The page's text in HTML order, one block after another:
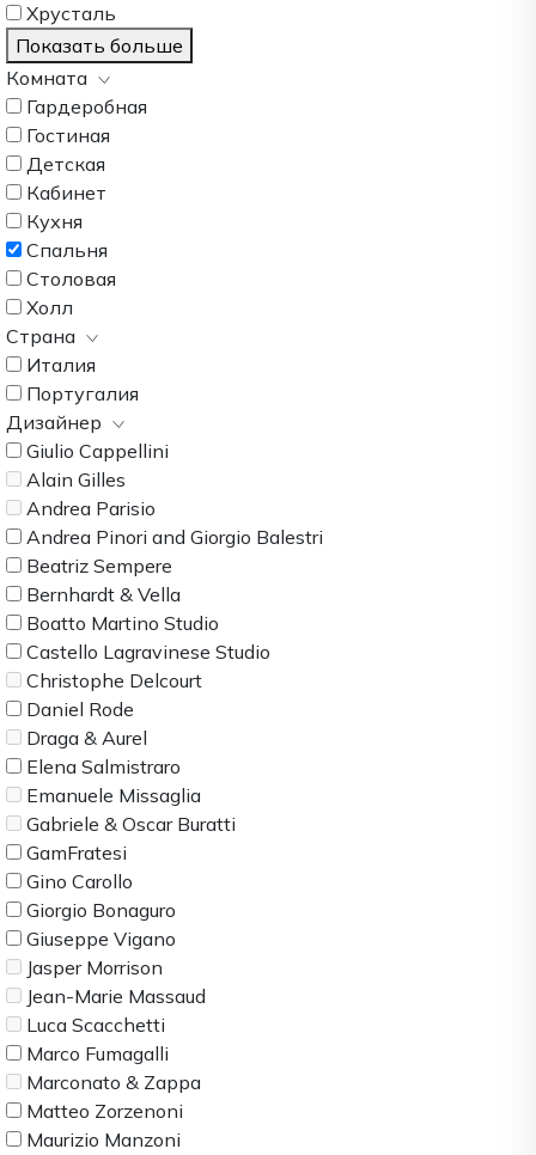
Хрусталь
Показать больше
Комната
Гардеробная
Гостиная
Детская
Кабинет
Кухня
Спальня
Столовая
Холл
Страна
Италия
Португалия
Дизайнер
Giulio Cappellini
Alain Gilles
Andrea Parisio
Andrea Pinori and Giorgio Balestri
Beatriz Sempere
Bernhardt & Vella
Boatto Martino Studio
Castello Lagravinese Studio
Christophe Delcourt
Daniel Rode
Draga & Aurel
Elena Salmistraro
Emanuele Missaglia
Gabriele & Oscar Buratti
GamFratesi
Gino Carollo
Giorgio Bonaguro
Giuseppe Vigano
Jasper Morrison
Jean-Marie Massaud
Luca Scacchetti
Marco Fumagalli
Marconato & Zappa
Matteo Zorzenoni
Maurizio Manzoni